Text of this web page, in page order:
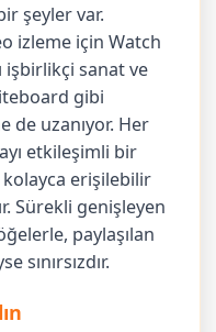
şeyler var.
izleme için Watch
işbirlikçi sanat ve
gibi
de uzanıyor. Her
etkileşimli bir
erişilebilir
Sürekli genişleyen
paylaşılan
sınırsızdır.